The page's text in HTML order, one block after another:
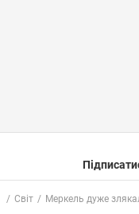
Світ Меркель дуже